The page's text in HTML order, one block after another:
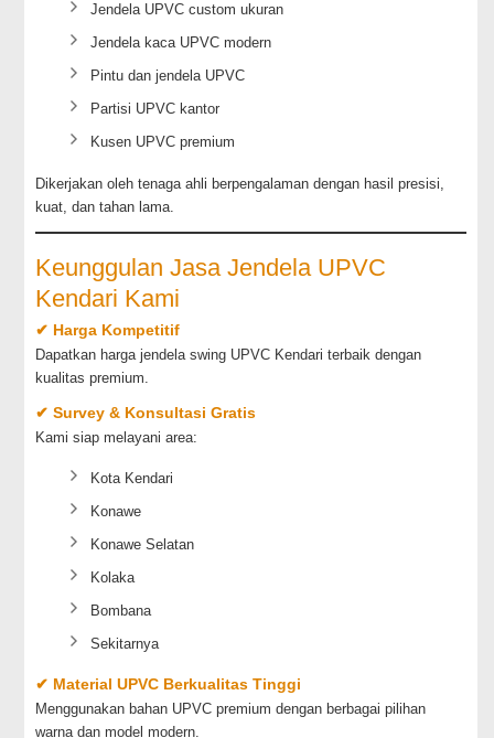
Jendela UPVC custom ukuran
Jendela kaca UPVC modern
Pintu dan jendela UPVC
Partisi UPVC kantor
Kusen UPVC premium
Dikerjakan oleh tenaga ahli berpengalaman dengan hasil presisi,
kuat, dan tahan lama.
Keunggulan Jasa Jendela UPVC
Kendari Kami
✔ Harga Kompetitif
Dapatkan harga jendela swing UPVC Kendari terbaik dengan
kualitas premium.
✔ Survey & Konsultasi Gratis
Kami siap melayani area:
Kota Kendari
Konawe
Konawe Selatan
Kolaka
Bombana
Sekitarnya
✔ Material UPVC Berkualitas Tinggi
Menggunakan bahan UPVC premium dengan berbagai pilihan
warna dan model modern.